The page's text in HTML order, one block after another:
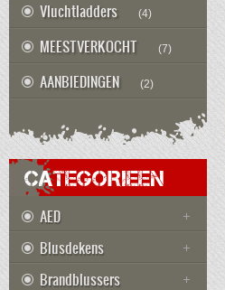
Vluchtladders (4)
MEESTVERKOCHT (7)
AANBIEDINGEN (2)
CATEGORIEEN
AED
Blusdekens
Brandblussers